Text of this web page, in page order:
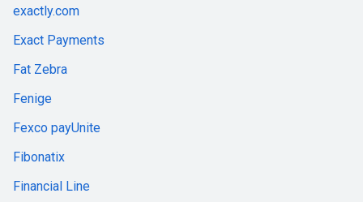
exactly.com
Exact Payments
Fat Zebra
Fenige
Fexco payUnite
Fibonatix
Financial Line